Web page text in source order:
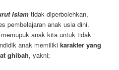
Islam tidak diperbolehkan,
pembelajaran anak usia dini.
anak kita untuk tidak
anak memilikikarakter yang
ghibah, yakni;